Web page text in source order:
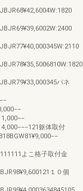
パネ
躯体取付
よこ格子取付金
１０個